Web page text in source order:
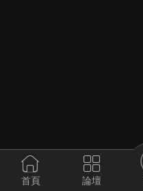
首頁 論壇